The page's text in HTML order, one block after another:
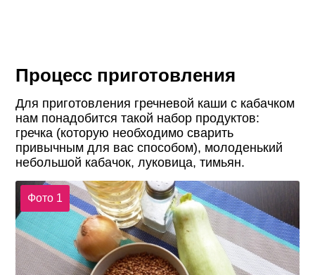
Процесс приготовления
Для приготовления гречневой каши с кабачком
нам понадобится такой набор продуктов:
гречка (которую необходимо сварить
привычным для вас способом), молоденький
небольшой кабачок, луковица, тимьян.
Фото 1